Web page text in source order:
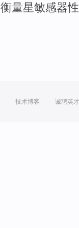
衡量星敏感器
技术博客 诚聘英才